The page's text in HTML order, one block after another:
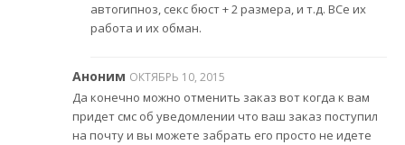
автогипноз, секс бюст + 2 размера, и т.д. ВСе их
работа и их обман.
Аноним ОКТЯБРЬ 10, 2015
Да конечно можно отменить заказ вот когда к вам
придет смс об уведомлении что ваш заказ поступил
на почту и вы можете забрать его просто не идете